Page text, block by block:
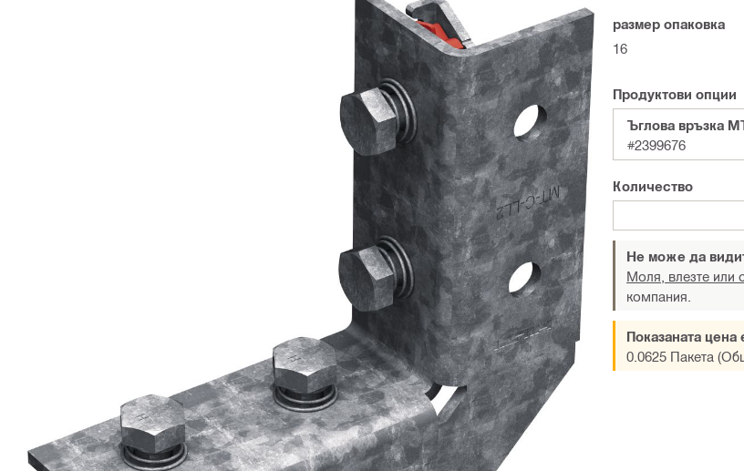
размер опаковка
16
Продуктови опции
Ъглова връзка
#2399676
Количество
Не може да
Моля, влезте или
компания.
Показаната
0.0625 Пакета